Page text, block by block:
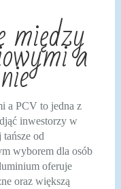
między
a
a PCV to jedna z
inwestorzy w
od
wyborem dla osób
oferuje
oraz większą